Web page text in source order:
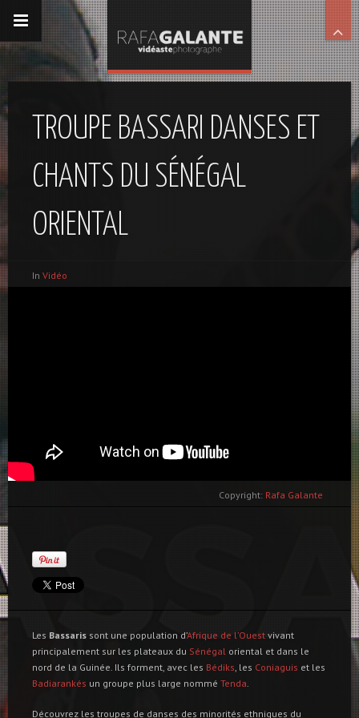
TROUPE BASSARI DANSES ET
CHANTS DU SÉNÉGAL
ORIENTAL
In Vidéo
Copyright: Rafa Galante
Les Bassaris sont une population d’Afrique de l’Ouest vivant
principalement sur les plateaux du Sénégal oriental et dans le
nord de la Guinée. Ils forment, avec les Bédiks, les Coniaguis et les
Badiarankés un groupe plus large nommé Tenda.
Découvrez les troupes de danses des minorités ethniques du